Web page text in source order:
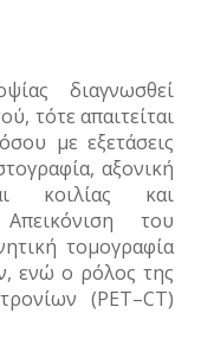
διαγνωσθεί
τότε απαιτείται
με εξετάσεις
αξονική
κοιλίας και
του
τομογραφία
ενώ ο ρόλος της
(PET–CT)